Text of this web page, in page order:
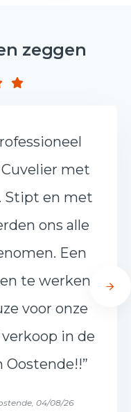
zeggen
met
Stipt en met
ons alle
Een
te werken
voor onze
in de
04/08/26